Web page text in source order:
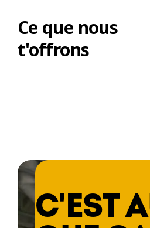
Ce que nous
t'offrons
C'EST